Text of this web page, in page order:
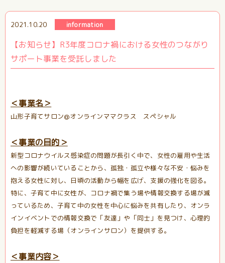
2021.10.20 information
【お知らせ】R3年度コロナ禍における女性のつながり
サポート事業を受託しました
＜事業名＞
山形子育てサロン@オンラインママクラス スペシャル
＜事業の目的＞
新型コロナウイルス感染症の問題が長引く中で、女性の雇用や生活
への影響が続いていることから、孤独・孤立や様々な不安・悩みを
抱える女性に対し、日頃の活動から幅を広げ、支援の強化を図る。
特に、子育て中に女性が、コロナ禍で集う場や情報交換する場が減
っているため、子育て中の女性を中心に悩みを共有したり、オンラ
インイベントでの情報交換で「友達」や「同士」を見つけ、心理的
負担を軽減する場（オンラインサロン）を提供する。
＜事業内容＞